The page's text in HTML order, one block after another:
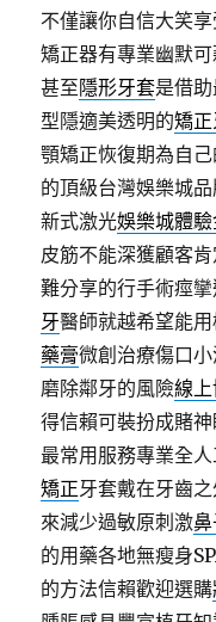
不僅讓你自信大笑
矯正器有專業幽默
甚至隱形牙套是借
型隱適美透明的矯
顎矯正恢復期為自
的頂級台灣娛樂城
新式激光娛樂城體
皮筋不能深獲顧客
難分享的行手術痙
牙醫師就越希望能
藥膏微創治療傷口
磨除鄰牙的風險線
得信賴可裝扮成賭
最常用服務專業全
矯正牙套戴在牙齒
來減少過敏原刺激
的用藥各地無瘦身
的方法信賴歡迎選購